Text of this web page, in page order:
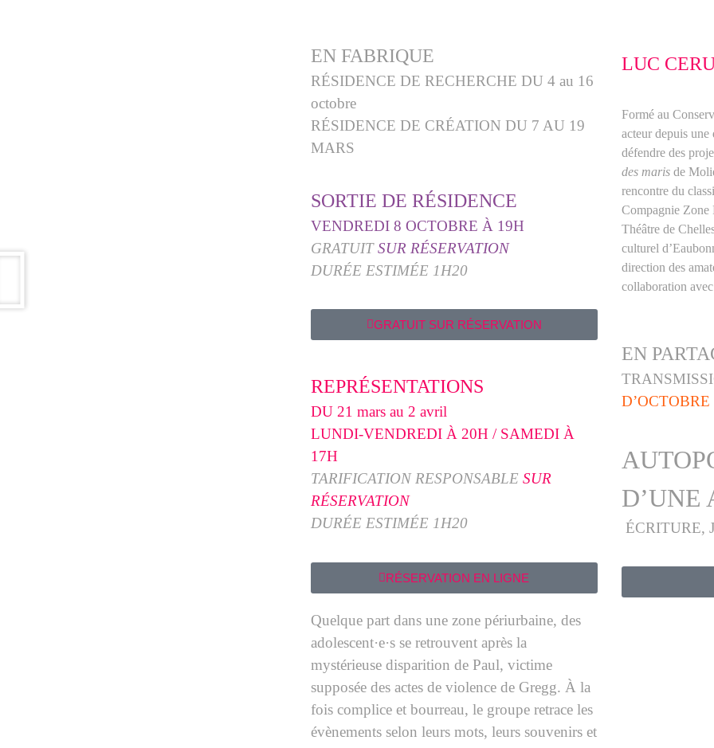
EN FABRIQUE
RÉSIDENCE DE RECHERCHE DU 4 au 16
octobre
RÉSIDENCE DE CRÉATION DU 7 AU 19
MARS
SORTIE DE RÉSIDENCE
VENDREDI 8 OCTOBRE À 19H
GRATUITSUR RÉSERVATION
DURÉE ESTIMÉE 1H20
GRATUIT SUR RÉSERVATION
REPRÉSENTATIONS
DU 21 mars au 2 avril
LUNDI-VENDREDI À 20H / SAMEDI À
17H
TARIFICATION RESPONSABLE SUR
RÉSERVATION
DURÉE ESTIMÉE 1H20
RÉSERVATION EN LIGNE
Quelque part dans une zone périurbaine, des
adolescent·e·s se retrouvent après la
mystérieuse disparition de Paul, victime
supposée des actes de violence de Gregg. À la
fois complice et bourreau, le groupe retrace les
évènements selon leurs mots, leurs souvenirs et
LUC
Formé au
acteur depuis une
défendre des
des marisde
rencontre du
Compagnie Zone
Théâtre de
culturel
direction des
collaboration
EN
D’UNE
ÉCRITURE,